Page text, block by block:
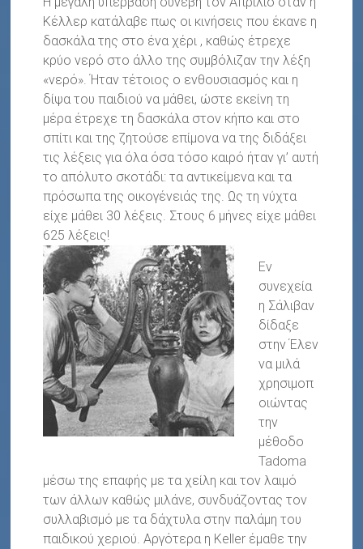
Κέλλερ κατάλαβε πως οι κινήσεις που έκανε η
δασκάλα της στο ένα χέρι , καθώς έτρεχε
κρύο νερό στο άλλο της συμβόλιζαν την λέξη
«νερό». Ήταν τέτοιος ο ενθουσιασμός και η
δίψα του παιδιού να μάθει, ώστε εκείνη τη
μέρα έτρεχε τη δασκάλα στον κήπο και στο
σπίτι και της ζητούσε επίμονα να της διδάξει
τις λέξεις για όλα όσα τόσο καιρό ήταν γι’ αυτή
το απόλυτο σκοτάδι: τα αντικείμενα και τα
πρόσωπα της οικογένειάς της. Ως τη νύχτα
είχε μάθει 30 λέξεις. Στους 6 μήνες είχε μάθει
625 λέξεις!
Εν
συνεχεία
η Σάλιβαν
δίδαξε
στην Έλεν
να μιλά
χρησιμοπ
οιώντας
την
μέθοδο
Tadoma
μέσω της επαφής με τα χείλη και τον λαιμό
των άλλων καθώς μιλάνε, συνδυάζοντας τον
συλλαβισμό με τα δάχτυλα στην παλάμη του
παιδικού χεριού. Αργότερα η Keller έμαθε την